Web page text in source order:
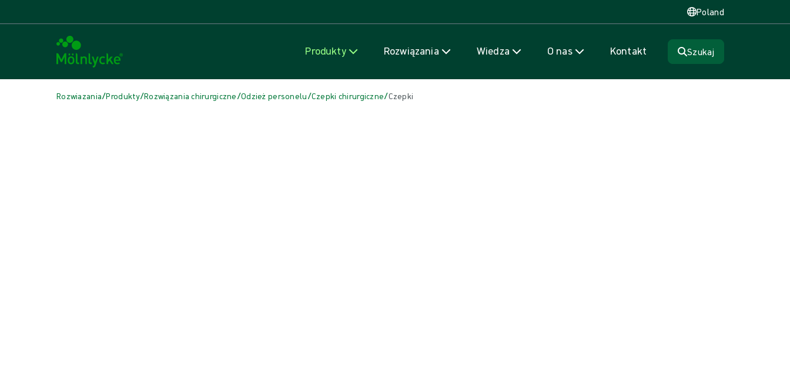
Poland
Produkty Rozwiązania Wiedza O nas Kontakt Szukaj
Rozwiazania/Produkty/Rozwiązania chirurgiczne/Odzież personelu/Czepki chirurgiczne/Czepki